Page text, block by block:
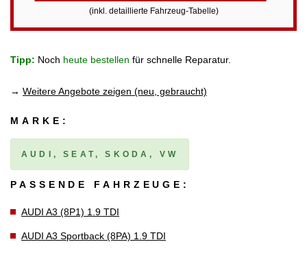
(inkl. detaillierte Fahrzeug-Tabelle)
Tipp: Noch heute bestellen für schnelle Reparatur.
→ Weitere Angebote zeigen (neu, gebraucht)
MARKE:
AUDI, SEAT, SKODA, VW
PASSENDE FAHRZEUGE:
AUDI A3 (8P1) 1.9 TDI
AUDI A3 Sportback (8PA) 1.9 TDI